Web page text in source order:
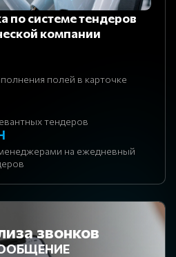
по системе тендеров
компании
полей в карточке
тендеров
на ежедневный
звонков